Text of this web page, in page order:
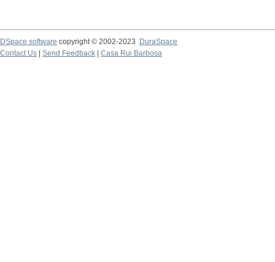
DSpace software copyright © 2002-2023
DuraSpace
Contact Us
Send Feedback Casa Rui Barbosa